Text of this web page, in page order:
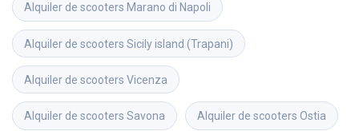
Alquiler de scooters Marano di Napoli
Alquiler de scooters Sicily island (Trapani)
Alquiler de scooters Vicenza
Alquiler de scooters Savona Alquiler de scooters Ostia